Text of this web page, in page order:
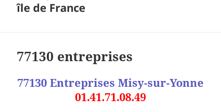
île de France
77130 entreprises
77130 Entreprises Misy-sur-Yonne
01.41.71.08.49